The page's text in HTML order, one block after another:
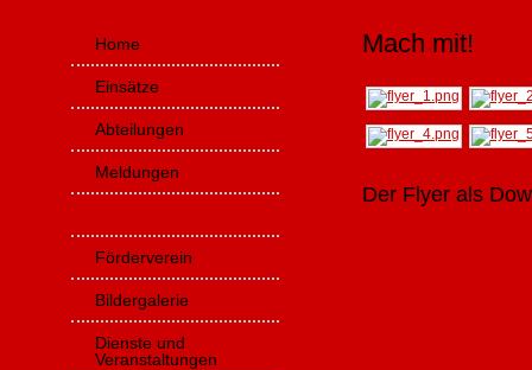
Mach mit!
Der Flyer als
Navigation
Home
Einsätze
Abteilungen
Meldungen
Förderverein
Bildergalerie
Dienste und
Veranstaltungen